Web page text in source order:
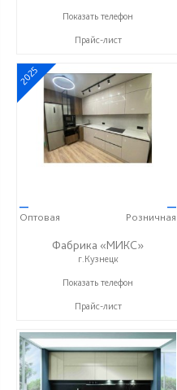
+7 (937) 423-36-37
Показать телефон
Прайс-лист
2025
—
Оптовая
—
Розничная
Фабрика «МИКС»
г.Кузнецк
+7 (937) 423-36-37
Показать телефон
Прайс-лист